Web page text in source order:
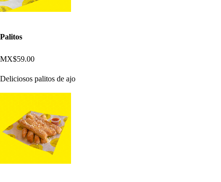
Palitos
MX$59.00
Deliciosos palitos de ajo